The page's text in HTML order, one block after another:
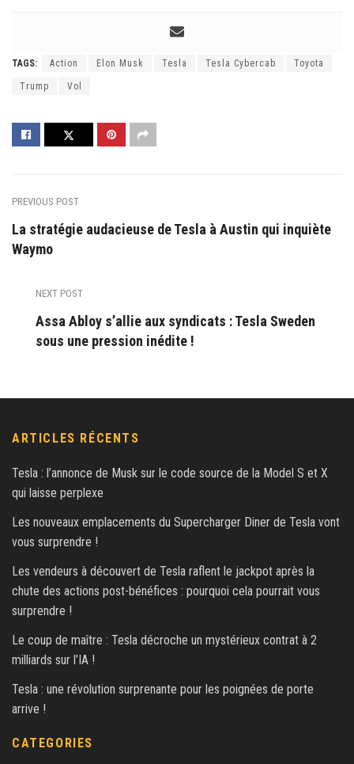
TAGS: Action Elon Musk Tesla Tesla Cybercab Toyota
Trump Vol
PREVIOUS POST
La stratégie audacieuse de Tesla à Austin qui inquiète
Waymo
NEXT POST
Assa Abloy s’allie aux syndicats : Tesla Sweden
sous une pression inédite !
ARTICLES RÉCENTS
Tesla : l’annonce de Musk sur le code source de la Model S et X
qui laisse perplexe
Les nouveaux emplacements du Supercharger Diner de Tesla vont
vous surprendre !
Les vendeurs à découvert de Tesla raflent le jackpot après la
chute des actions post-bénéfices : pourquoi cela pourrait vous
surprendre !
Le coup de maître : Tesla décroche un mystérieux contrat à 2
milliards sur l’IA !
Tesla : une révolution surprenante pour les poignées de porte
arrive !
CATEGORIES